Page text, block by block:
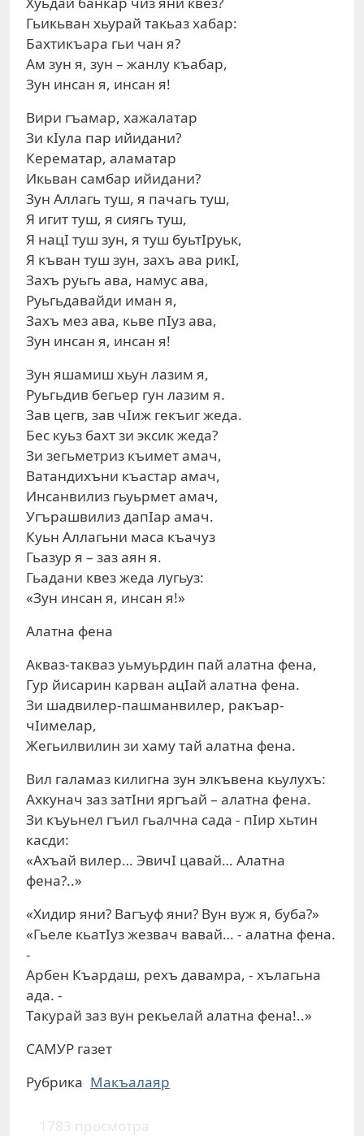
Гьикьван хьурай такьаз хабар:
Бахтикъара гьи чан я?
Ам зун я, зун – жанлу къабар,
Зун инсан я, инсан я!
Вири гъамар, хажалатар
Зи кIула пар ийидани?
Керематар, аламатар
Икьван самбар ийидани?
Зун Аллагь туш, я пачагь туш,
Я игит туш, я сиягь туш,
Я нацI туш зун, я туш буьтIруьк,
Я къван туш зун, захъ ава рикI,
Захъ руьгь ава, намус ава,
Руьгьдавайди иман я,
Захъ мез ава, кьве пIуз ава,
Зун инсан я, инсан я!
Зун яшамиш хьун лазим я,
Руьгьдив бегьер гун лазим я.
Зав цегв, зав чIиж гекъиг жеда.
Бес куьз бахт зи эксик жеда?
Зи зегьметриз къимет амач,
Ватандихъни къастар амач,
Инсанвилиз гьуьрмет амач,
Угърашвилиз дапIар амач.
Куьн Аллагьни маса къачуз
Гьазур я – заз аян я.
Гьадани квез жеда лугьуз:
«Зун инсан я, инсан я!»
Алатна фена
Акваз-такваз уьмуьрдин пай алатна фена,
Гур йисарин карван ацIай алатна фена.
Зи шадвилер-пашманвилер, ракъар-
чIимелар,
Жегьилвилин зи хаму тай алатна фена.
Вил галамаз килигна зун элкъвена кьулухъ:
Ахкунач заз затIни яргъай – алатна фена.
Зи къуьнел гъил гьалчна сада - пIир хьтин
касди:
«Ахъай вилер… ЭвичI цавай… Алатна
фена?..»
«Хидир яни? Вагъуф яни? Вун вуж я, буба?»
«Гьеле кьатIуз жезвач вавай… - алатна фена.
-
Арбен Къардаш, рехъ давамра, - хълагьна
ада. -
Такурай заз вун рекьелай алатна фена!..»
САМУР газет
Рубрика Макъалаяр
1783 просмотра